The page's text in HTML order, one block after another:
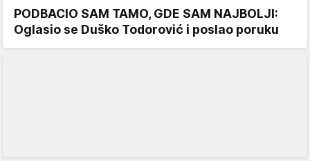
PODBACIO SAM TAMO, GDE SAM NAJBOLJI:
Oglasio se Duško Todorović i poslao poruku